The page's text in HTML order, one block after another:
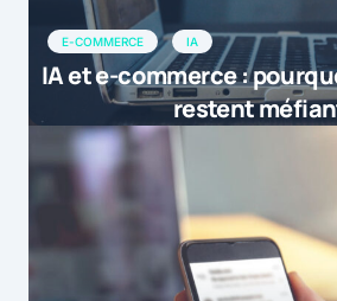
E-COMMERCE IA
IA et e-commerce :
restent